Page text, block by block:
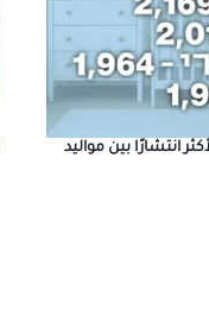
انتشارًا بين مواليد